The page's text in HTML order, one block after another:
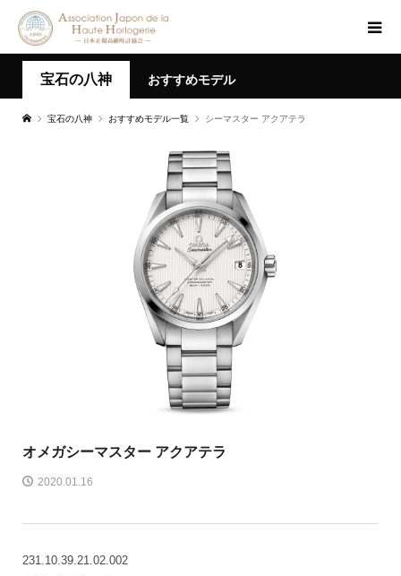
宝石の八神 おすすめモデル
宝石の八神 おすすめモデル一覧 シーマスター アクアテラ
オメガシーマスター アクアテラ
2020.01.16
231.10.39.21.02.002